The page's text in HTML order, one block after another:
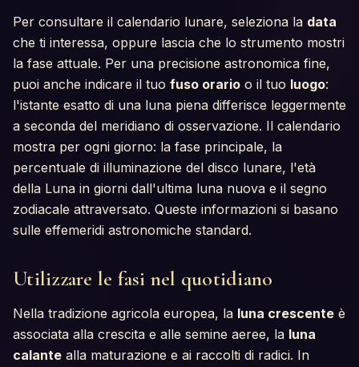
Per consultare il calendario lunare, seleziona la data
che ti interessa, oppure lascia che lo strumento mostri
la fase attuale. Per una precisione astronomica fine,
puoi anche indicare il tuo fuso orario o il tuo luogo:
l'istante esatto di una luna piena differisce leggermente
a seconda del meridiano di osservazione. Il calendario
mostra per ogni giorno: la fase principale, la
percentuale di illuminazione del disco lunare, l'età
della Luna in giorni dall'ultima luna nuova e il segno
zodiacale attraversato. Queste informazioni si basano
sulle effemeridi astronomiche standard.
Utilizzare le fasi nel quotidiano
Nella tradizione agricola europea, la luna crescente è
associata alla crescita e alle semine aeree, la luna
calante alla maturazione e ai raccolti di radici. In